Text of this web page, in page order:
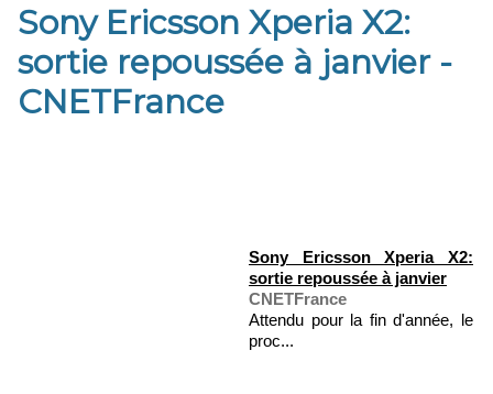
Sony Ericsson Xperia X2:
sortie repoussée à janvier -
CNETFrance
Sony Ericsson Xperia X2:
sortie repoussée à janvier
CNETFrance
Attendu pour la fin d'année, le
proc...